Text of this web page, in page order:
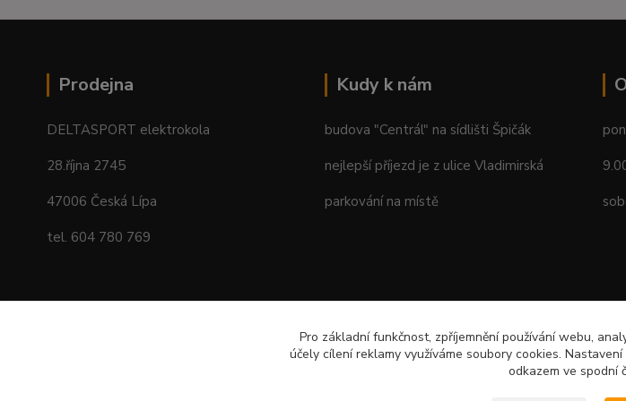
Prodejna
DELTASPORT elektrokola
28.října 2745
47006 Česká Lípa
tel. 604 780 769
Kudy k nám
budova "Centrál" na sídlišti Špičák
nejlepší příjezd je z ulice Vladimirská
parkování na místě
Pro základní funkčnost, zpříjemnění používání webu,
účely cílení reklamy využíváme soubory cookies.
odkazem ve spodní